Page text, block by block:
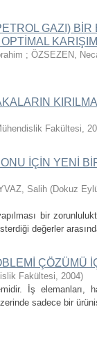
GAZI)
; ÖZSEZEN,
Fakültesi,
İÇİN YENİ
Salih (Dokuz
bir
değerler
ÇÖZÜMÜ
Fakültesi, 2004)
İş elemanları,
sadece bir